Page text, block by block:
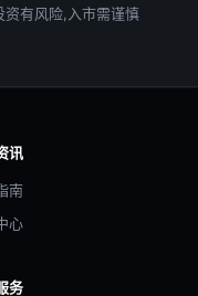
有风险,入市需谨慎
讯
南
心
务